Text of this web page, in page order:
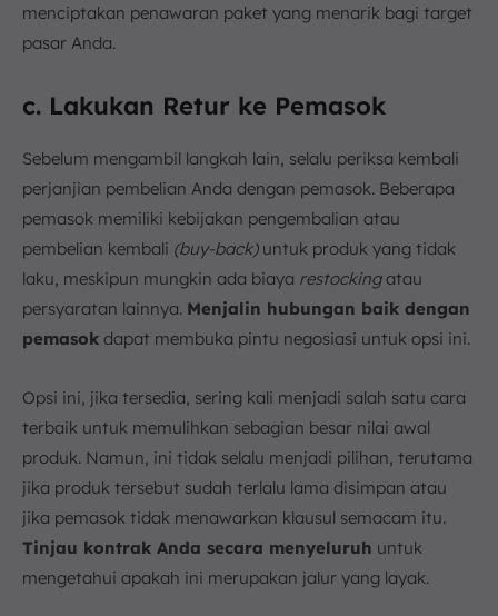
menciptakan penawaran paket yang menarik bagi target
pasar Anda.
c. Lakukan Retur ke Pemasok
Sebelum mengambil langkah lain, selalu periksa kembali
perjanjian pembelian Anda dengan pemasok. Beberapa
pemasok memiliki kebijakan pengembalian atau
pembelian kembali (buy-back)untuk produk yang tidak
laku, meskipun mungkin ada biaya restockingatau
persyaratan lainnya. Menjalin hubungan baik dengan
pemasok dapat membuka pintu negosiasi untuk opsi ini.
Opsi ini, jika tersedia, sering kali menjadi salah satu cara
terbaik untuk memulihkan sebagian besar nilai awal
produk. Namun, ini tidak selalu menjadi pilihan, terutama
jika produk tersebut sudah terlalu lama disimpan atau
jika pemasok tidak menawarkan klausul semacam itu.
Tinjau kontrak Anda secara menyeluruh untuk
mengetahui apakah ini merupakan jalur yang layak.